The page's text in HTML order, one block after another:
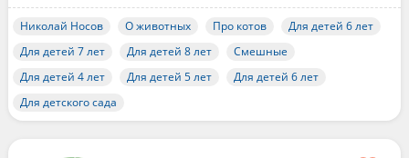
Николай Носов О животных Про котов
Для детей 6 лет
Для детей 7 лет
Для детей 8 лет
Смешные
Для детей 4 лет
Для детей 5 лет
Для детей 6 лет
Для детского сада